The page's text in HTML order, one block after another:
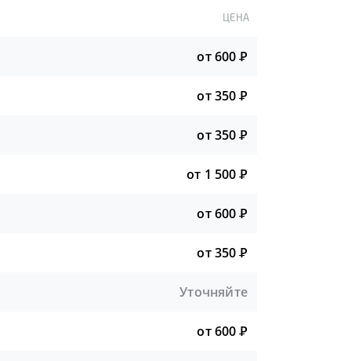
ЦЕНА
от 600Р
от 350Р
от 350Р
от 1 500Р
от 600Р
от 350Р
Уточняйте
от 600Р